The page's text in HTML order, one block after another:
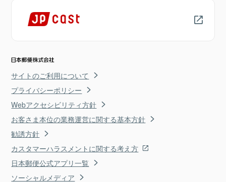
サイトのご利用について
プライバシーポリシー
Webアクセシビリティ方針
お客さま本位の業務運営に関する基本方針
勧誘方針
カスタマーハラスメントに関する考え方
日本郵便公式アプリ一覧
ソーシャルメディア